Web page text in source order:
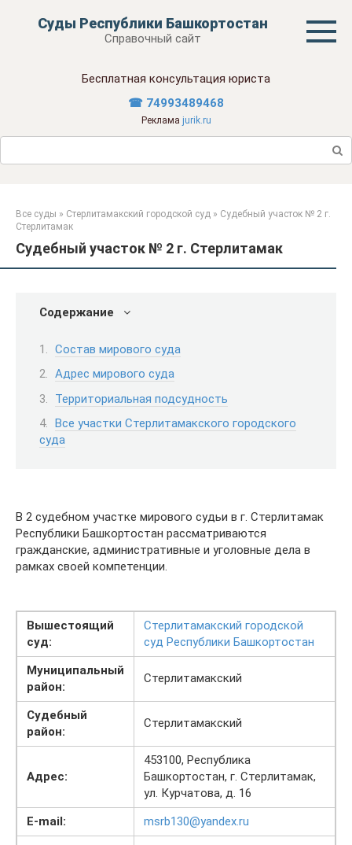
Суды Республики Башкортостан
Справочный сайт
Бесплатная консультация юриста
☎ 74993489468
Реклама jurik.ru
Поиск:
Все суды » Стерлитамакский городской суд » Судебный участок № 2 г.
Стерлитамак
Судебный участок № 2 г. Стерлитамак
Содержание
Состав мирового суда
Адрес мирового суда
Территориальная подсудность
Все участки Стерлитамакского городского
суда
В 2 судебном участке мирового судьи в г. Стерлитамак
Республики Башкортостан рассматриваются
гражданские, административные и уголовные дела в
рамках своей компетенции.
Вышестоящий
суд:
Стерлитамакский городской
суд Республики Башкортостан
Муниципальный
район:
Стерлитамакский
Судебный
район:
Стерлитамакский
Адрес:
453100, Республика
Башкортостан, г. Стерлитамак,
ул. Курчатова, д. 16
E-mail:
msrb130@yandex.ru